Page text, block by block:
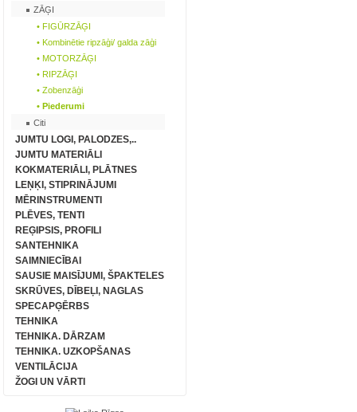
ZĀĢI
• FIGŪRZĀĢI
• Kombinētie ripzāģi/ galda zāģi
• MOTORZĀĢI
• RIPZĀĢI
• Zobenzāģi
• Piederumi
Citi
JUMTU LOGI, PALODZES,..
JUMTU MATERIĀLI
KOKMATERIĀLI, PLĀTNES
LEŅĶI, STIPRINĀJUMI
MĒRINSTRUMENTI
PLĒVES, TENTI
REĢIPSIS, PROFILI
SANTEHNIKA
SAIMNIECĪBAI
SAUSIE MAISĪJUMI, ŠPAKTELES
SKRŪVES, DĪBEĻI, NAGLAS
SPECAPĢĒRBS
TEHNIKA
TEHNIKA. DĀRZAM
TEHNIKA. UZKOPŠANAS
VENTILĀCIJA
ŽOGI UN VĀRTI